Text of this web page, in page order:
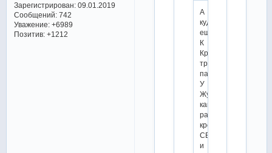
Зарегистрирован: 09.01.2019
Сообщений:742
Уважение: +6989
Позитив: +1212
А
куда
еще)
К
Крыловой
третьей
парой?
У
Жулина
как
раз
кроме
СБ
и